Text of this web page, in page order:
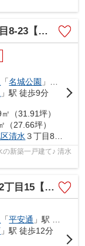
一戸建て 2号棟
「名城公園 」駅 徒歩8分
」駅 徒歩9分
（31.91坪）
（27.66坪）
清水 ３丁目8-23
新築一戸建て♪ 清水
新築一戸建て 1号棟
「平安通 」駅 徒歩10分
」駅 徒歩12分